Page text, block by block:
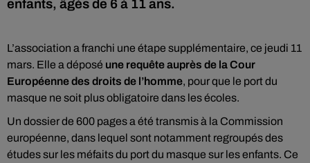
enfants, âgés de 6 à 11 ans.
L’association a franchi une étape supplémentaire, ce jeudi 11
mars. Elle a déposé une requête auprès de la Cour
Européenne des droits de l’homme, pour que le port du
masque ne soit plus obligatoire dans les écoles.
Un dossier de 600 pages a été transmis à la Commission
européenne, dans lequel sont notamment regroupés des
études sur les méfaits du port du masque sur les enfants. Ce